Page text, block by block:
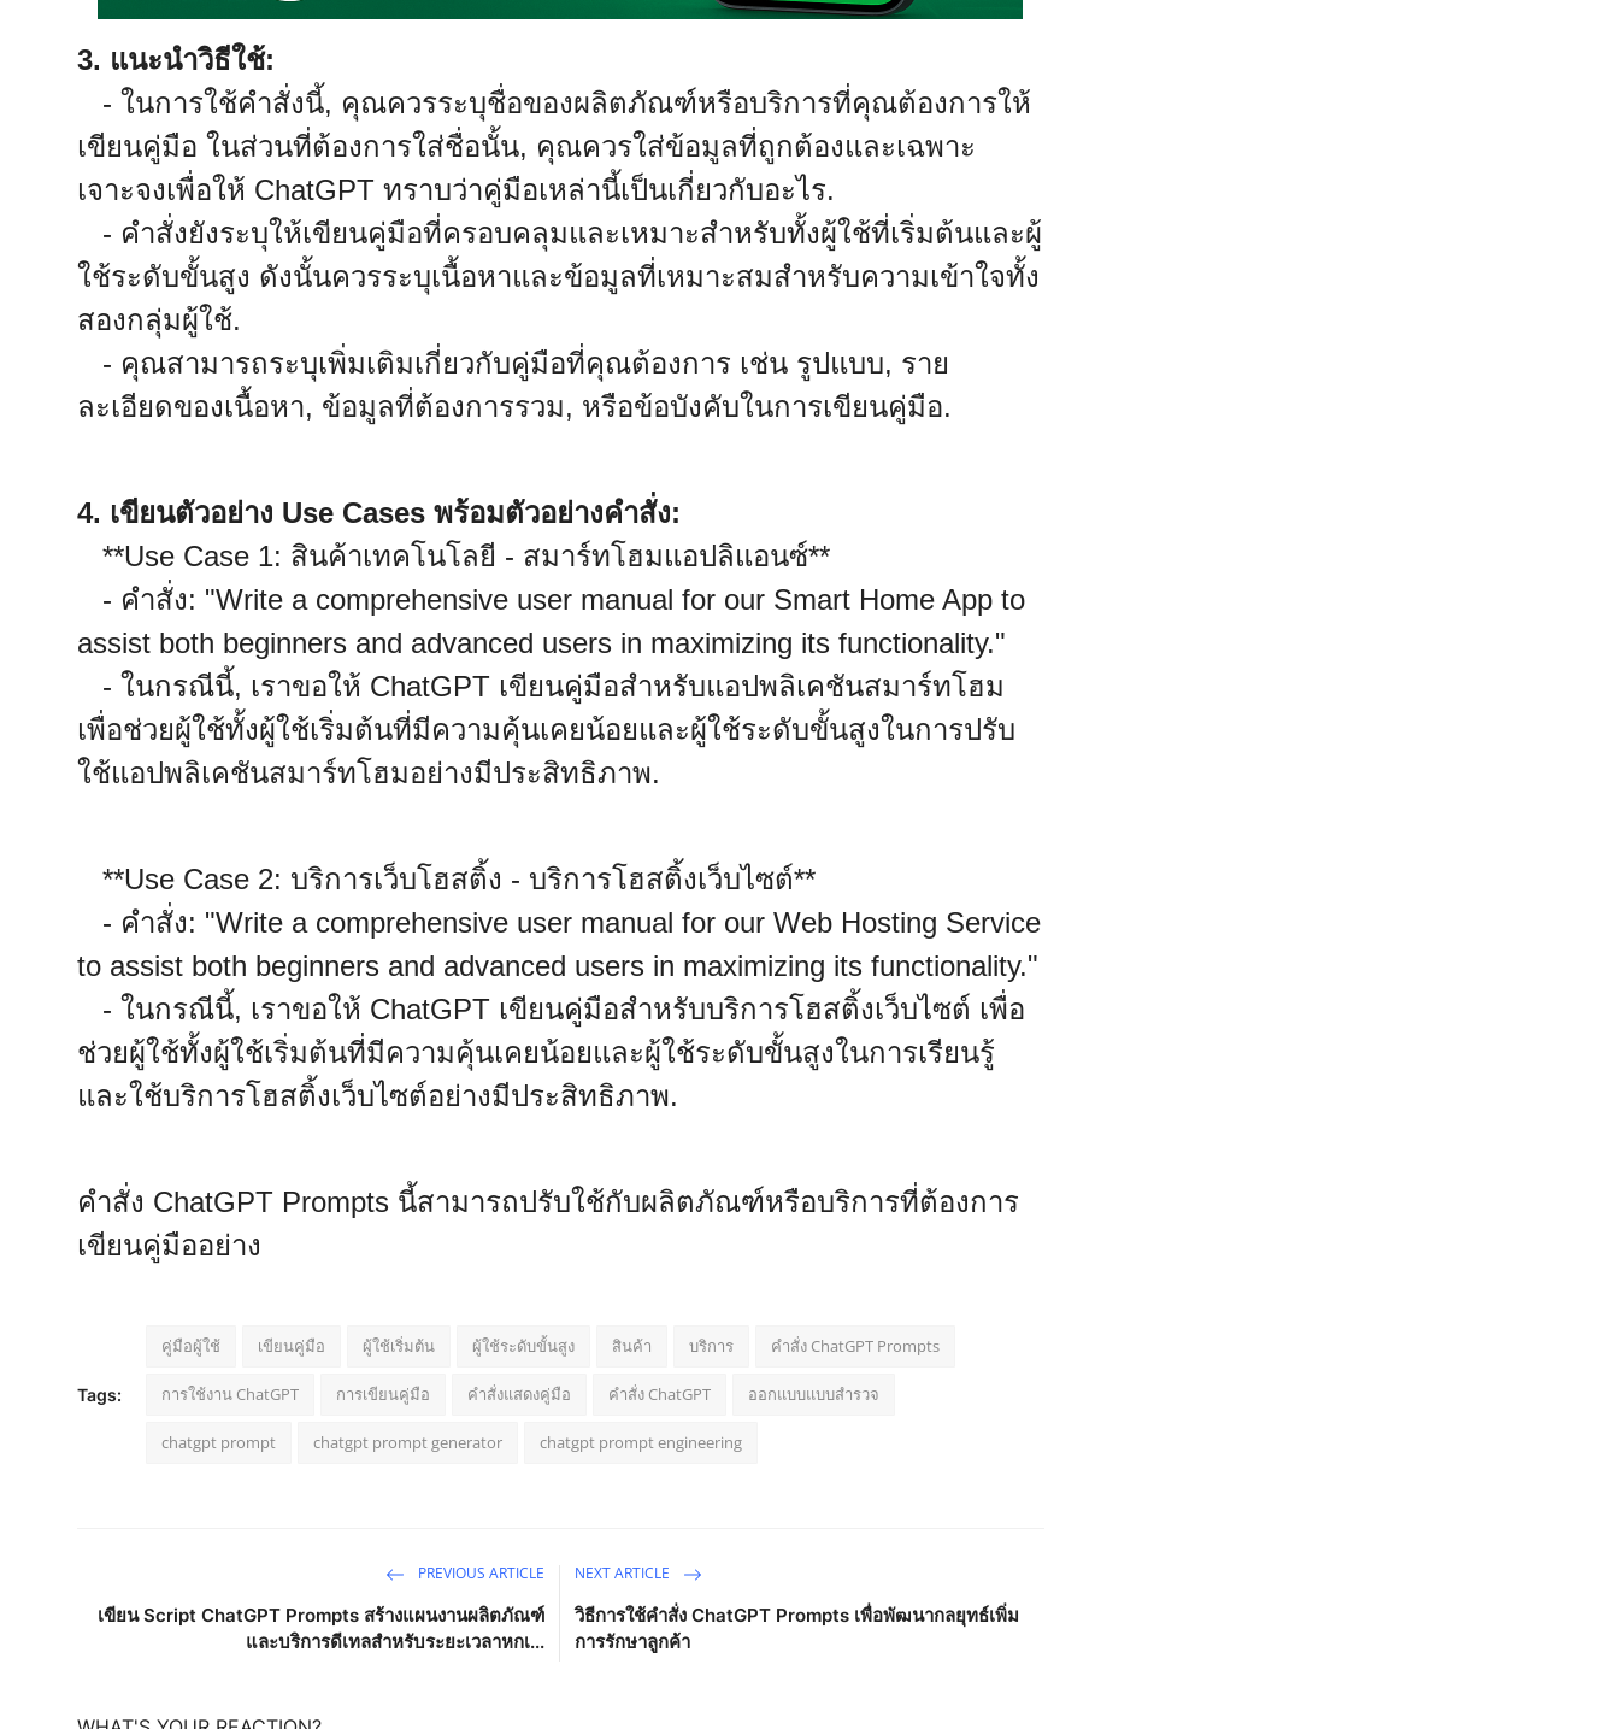
3. แนะนำวิธีใช้:
- ในการใช้คำสั่งนี้, คุณควรระบุชื่อของผลิตภัณฑ์หรือบริการที่คุณต้องการให้
เขียนคู่มือ ในส่วนที่ต้องการใส่ชื่อนั้น, คุณควรใส่ข้อมูลที่ถูกต้องและเฉพาะ
เจาะจงเพื่อให้ ChatGPT ทราบว่าคู่มือเหล่านี้เป็นเกี่ยวกับอะไร.
- คำสั่งยังระบุให้เขียนคู่มือที่ครอบคลุมและเหมาะสำหรับทั้งผู้ใช้ที่เริ่มต้นและผู้
ใช้ระดับขั้นสูง ดังนั้นควรระบุเนื้อหาและข้อมูลที่เหมาะสมสำหรับความเข้าใจทั้ง
สองกลุ่มผู้ใช้.
- คุณสามารถระบุเพิ่มเติมเกี่ยวกับคู่มือที่คุณต้องการ เช่น รูปแบบ, ราย
ละเอียดของเนื้อหา, ข้อมูลที่ต้องการรวม, หรือข้อบังคับในการเขียนคู่มือ.
4. เขียนตัวอย่าง Use Cases พร้อมตัวอย่างคำสั่ง:
**Use Case 1: สินค้าเทคโนโลยี - สมาร์ทโฮมแอปลิแอนซ์**
- คำสั่ง: "Write a comprehensive user manual for our Smart Home App to
assist both beginners and advanced users in maximizing its functionality."
- ในกรณีนี้, เราขอให้ ChatGPT เขียนคู่มือสำหรับแอปพลิเคชันสมาร์ทโฮม
เพื่อช่วยผู้ใช้ทั้งผู้ใช้เริ่มต้นที่มีความคุ้นเคยน้อยและผู้ใช้ระดับขั้นสูงในการปรับ
ใช้แอปพลิเคชันสมาร์ทโฮมอย่างมีประสิทธิภาพ.
**Use Case 2: บริการเว็บโฮสติ้ง - บริการโฮสติ้งเว็บไซต์**
- คำสั่ง: "Write a comprehensive user manual for our Web Hosting Service
to assist both beginners and advanced users in maximizing its functionality."
- ในกรณีนี้, เราขอให้ ChatGPT เขียนคู่มือสำหรับบริการโฮสติ้งเว็บไซต์ เพื่อ
ช่วยผู้ใช้ทั้งผู้ใช้เริ่มต้นที่มีความคุ้นเคยน้อยและผู้ใช้ระดับขั้นสูงในการเรียนรู้
และใช้บริการโฮสติ้งเว็บไซต์อย่างมีประสิทธิภาพ.
คำสั่ง ChatGPT Prompts นี้สามารถปรับใช้กับผลิตภัณฑ์หรือบริการที่ต้องการ
เขียนคู่มืออย่าง
Tags:
คู่มือผู้ใช้ เขียนคู่มือ ผู้ใช้เริ่มต้น ผู้ใช้ระดับขั้นสูง สินค้า บริการ คำสั่ง ChatGPT Prompts
การใช้งาน ChatGPT การเขียนคู่มือ คำสั่งแสดงคู่มือ คำสั่ง ChatGPT ออกแบบแบบสำรวจ
chatgpt prompt chatgpt prompt generator chatgpt prompt engineering
PREVIOUS ARTICLE
เขียน Script ChatGPT Prompts สร้างแผนงานผลิตภัณฑ์
และบริการดีเทลสำหรับระยะเวลาหกเ...
NEXT ARTICLE
วิธีการใช้คำสั่ง ChatGPT Prompts เพื่อพัฒนากลยุทธ์เพิ่ม
การรักษาลูกค้า